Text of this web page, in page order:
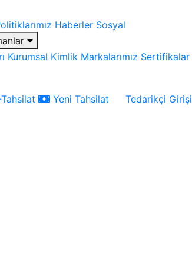
Haberler Sosyal
Kurumsal Kimlik Markalarımız Sertifikalar
Yeni Tahsilat Tedarikçi Girişi